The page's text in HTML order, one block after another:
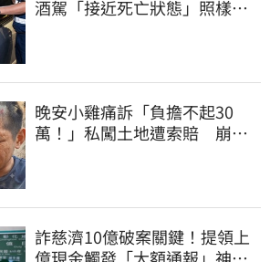
酒駕「接近死亡狀態」照樣開
晚安小雞痛訴「負擔不起30
萬！」私闖土地遭索賠 崩
詐慈濟10億破案關鍵！提領上
億現金觸發「大額通報」神鬼